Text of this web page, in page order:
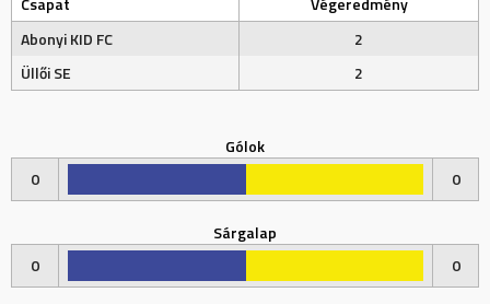
Abonyi KID FC
2
Üllői SE
2
Gólok
0
0
Sárgalap
0
0